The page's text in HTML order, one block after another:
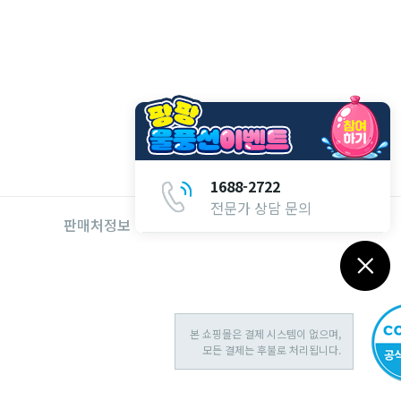
판매처정보
본 쇼핑몰은 결제 시스템이 없으며,
모든 결제는 후불로 처리됩니다.
1688-2722
전문가 상담 문의